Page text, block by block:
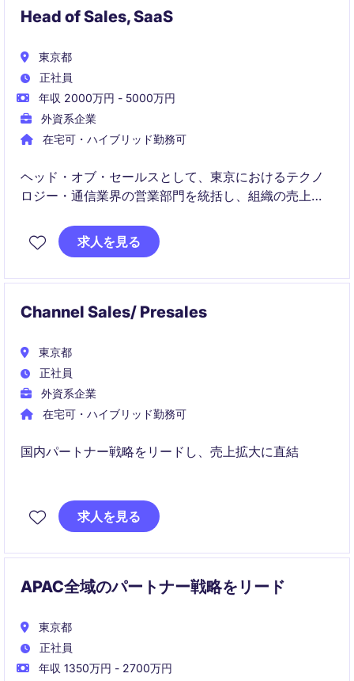
Head of Sales, SaaS
東京都
正社員
年収 2000万円 - 5000万円
外資系企業
在宅可・ハイブリッド勤務可
ヘッド・オブ・セールスとして、東京におけるテクノ
ロジー・通信業界の営業部門を統括し、組織の売上目
の立案と実行を通じて、事業成長を推進する役割を担
っていただきます。
求人を見る
Channel Sales/ Presales
東京都
正社員
外資系企業
在宅可・ハイブリッド勤務可
国内パートナー戦略をリードし、売上拡大に直結
求人を見る
APAC全域のパートナー戦略をリード
東京都
正社員
年収 1350万円 - 2700万円